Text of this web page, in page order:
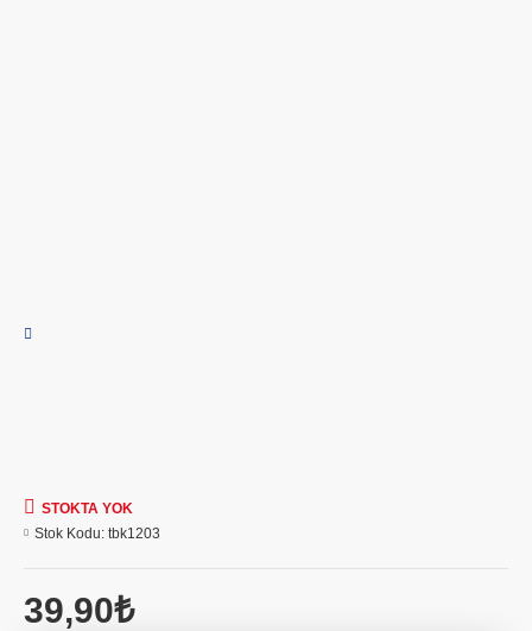
39,90₺
STOKTA YOK
Stok Kodu: tbk1203